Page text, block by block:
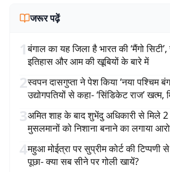
जरूर पढ़ें
1बंगाल का यह जिला है भारत की ‘मैंगो
इतिहास और आम की खूबियों के बारे में
2स्वपन दासगुप्ता ने पेश किया ‘नया पश्चिम
उद्योगपतियों से कहा- ‘सिंडिकेट राज’ खत्म,
3अमित शाह के बाद शुभेंदु अधिकारी से मिले
मुसलमानों को निशाना बनाने का लगाया
4महुआ मोईत्रा पर सुप्रीम कोर्ट की
पूछा- क्या सब सीने पर गोली खायें?